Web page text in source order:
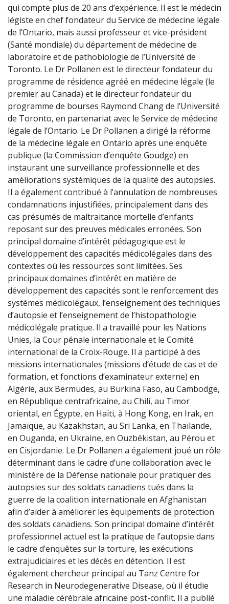
qui compte plus de 20 ans d’expérience. Il est le médecin
légiste en chef fondateur du Service de médecine légale
de l’Ontario, mais aussi professeur et vice-président
(Santé mondiale) du département de médecine de
laboratoire et de pathobiologie de l’Université de
Toronto. Le Dr Pollanen est le directeur fondateur du
programme de résidence agréé en médecine légale (le
premier au Canada) et le directeur fondateur du
programme de bourses Raymond Chang de l’Université
de Toronto, en partenariat avec le Service de médecine
légale de l’Ontario. Le Dr Pollanen a dirigé la réforme
de la médecine légale en Ontario après une enquête
publique (la Commission d’enquête Goudge) en
instaurant une surveillance professionnelle et des
améliorations systémiques de la qualité des autopsies.
Il a également contribué à l’annulation de nombreuses
condamnations injustifiées, principalement dans des
cas présumés de maltraitance mortelle d’enfants
reposant sur des preuves médicales erronées. Son
principal domaine d’intérêt pédagogique est le
développement des capacités médicolégales dans des
contextes où les ressources sont limitées. Ses
principaux domaines d’intérêt en matière de
développement des capacités sont le renforcement des
systèmes médicolégaux, l’enseignement des techniques
d’autopsie et l’enseignement de l’histopathologie
médicolégale pratique. Il a travaillé pour les Nations
Unies, la Cour pénale internationale et le Comité
international de la Croix-Rouge. Il a participé à des
missions internationales (missions d’étude de cas et de
formation, et fonctions d’examinateur externe) en
Algérie, aux Bermudes, au Burkina Faso, au Cambodge,
en République centrafricaine, au Chili, au Timor
oriental, en Égypte, en Haïti, à Hong Kong, en Irak, en
Jamaïque, au Kazakhstan, au Sri Lanka, en Thaïlande,
en Ouganda, en Ukraine, en Ouzbékistan, au Pérou et
en Cisjordanie. Le Dr Pollanen a également joué un rôle
déterminant dans le cadre d’une collaboration avec le
ministère de la Défense nationale pour pratiquer des
autopsies sur des soldats canadiens tués dans la
guerre de la coalition internationale en Afghanistan
afin d’aider à améliorer les équipements de protection
des soldats canadiens. Son principal domaine d’intérêt
professionnel actuel est la pratique de l’autopsie dans
le cadre d’enquêtes sur la torture, les exécutions
extrajudiciaires et les décès en détention. Il est
également chercheur principal au Tanz Centre for
Research in Neurodegenerative Disease, où il étudie
une maladie cérébrale africaine post-conflit. Il a publié